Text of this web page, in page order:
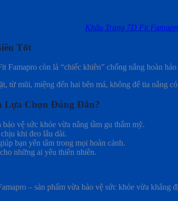
Khẩu Trang 7D Fit
Tốt
còn là “chiếc khiên” chống nắng hoàn hảo
từ mũi, miệng đến hai bên má, không để tia nắng
Lựa Chọn Đúng Đắn?
vệ sức khỏe vừa nâng tầm gu thẩm mỹ.
khi đeo lâu dài.
bạn yên tâm trong mọi hoàn cảnh.
những ai yêu thiên nhiên.
– sản phẩm vừa bảo vệ sức khỏe vừa khẳng